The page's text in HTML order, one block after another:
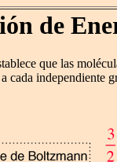
de
que las
cada independiente